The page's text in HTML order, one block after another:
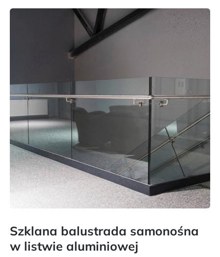
Szklana balustrada samonośna
w listwie aluminiowej